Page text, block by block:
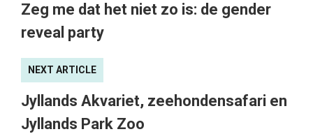
Zeg me dat het niet zo is: de gender
reveal party
NEXT ARTICLE
Jyllands Akvariet, zeehondensafari en
Jyllands Park Zoo